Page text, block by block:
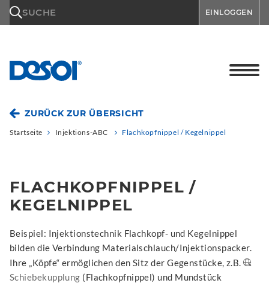
SUCHE EINLOGGEN
ZURÜCK ZUR ÜBERSICHT
Startseite Injektions-ABC Flachkopfnippel / Kegelnippel
FLACHKOPFNIPPEL /
KEGELNIPPEL
Beispiel: Injektionstechnik Flachkopf- und Kegelnippel
bilden die Verbindung Materialschlauch/Injektionspacker.
Ihre „Köpfe“ ermöglichen den Sitz der Gegenstücke, z.B.
Schiebekupplung (Flachkopfnippel) und Mundstück